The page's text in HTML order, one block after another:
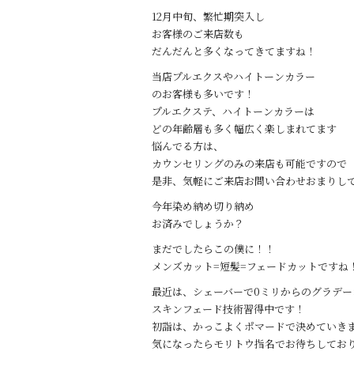
12月中旬、繁忙期突入し
お客様のご来店数も
だんだんと多くなってきてますね！
当店プルエクスやハイトーンカラー
のお客様も多いです！
プルエクステ、ハイトーンカラーは
どの年齢層も多く幅広く楽しまれてます
悩んでる方は、
カウンセリングのみの来店も可能ですので
是非、気軽にご来店お問い合わせおまりし
今年染め納め切り納め
お済みでしょうか？
まだでしたらこの僕に！！
メンズカット=短髪=フェードカットですね！
最近は、シェーバーで0ミリからのグラデ
スキンフェード技術習得中です！
初詣は、かっこよくポマードで決めていき
気になったらモリトウ指名でお待ちしてお